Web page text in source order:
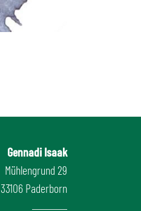
Gennadi Isaak
Mühlengrund 29
33106 Paderborn